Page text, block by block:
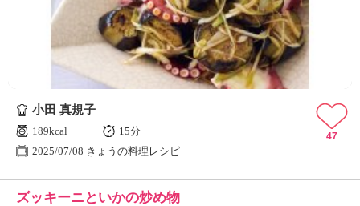
小田 真規子
189kcal
15分
2025/07/08 きょうの料理レシピ
47
ズッキーニといかの炒め物